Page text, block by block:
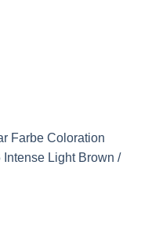
Farbe Coloration
Light Brown /